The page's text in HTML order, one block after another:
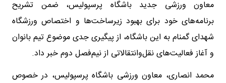
معاون ورزشی جدید باشگاه پرسپولیس، ضمن تشریح
برنامه‌های خود برای بهبود زیرساخت‌ها و اختصاص ورزشگاه
شهدای گمنام به این باشگاه، از پیگیری جدی موضوع تیم بانوان
و آغاز فعالیت‌های نقل‌وانتقالاتی از نیم‌فصل دوم خبر داد.
محمد انصاری، معاون ورزشی باشگاه پرسپولیس، در خصوص